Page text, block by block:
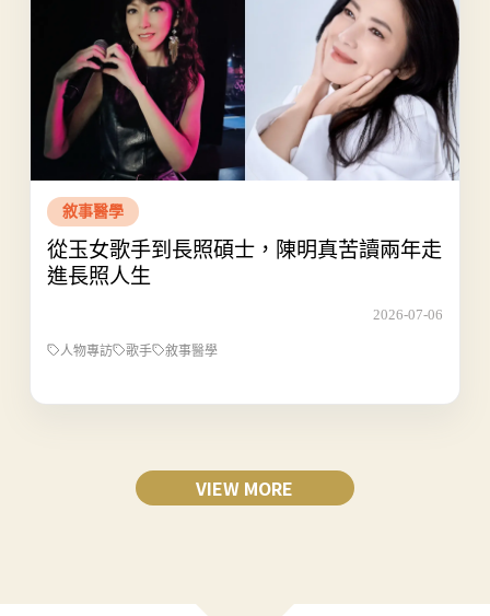
敘事醫學
從玉女歌手到長照碩士，陳明真苦讀兩年走
進長照人生
2026-07-06
人物專訪 歌手 敘事醫學
VIEW MORE